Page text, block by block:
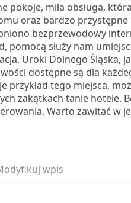
pokoje, miła obsługa,
oraz bardzo przystępne
bezprzewodowy
pomocą służy nam
Uroki Dolnego Śląska,
dostępne są dla
przykład tego miejsca,
zakątkach tanie hotele.
Warto zawitać w
wpis